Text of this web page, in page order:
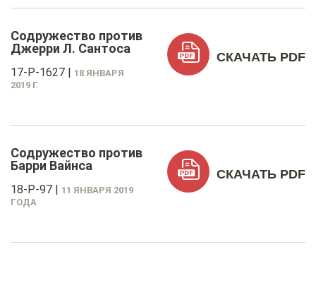
Содружество против
Джерри Л. Сантоса
17-P-1627 | 18 ЯНВАРЯ
2019 Г.
СКАЧАТЬ PDF
Содружество против
Барри Вайнса
18-P-97 | 11 ЯНВАРЯ 2019
ГОДА
СКАЧАТЬ PDF